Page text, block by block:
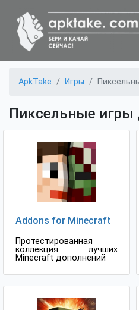
ApkTake Игры
Пиксельные игры
Addons for Minecraft
Протестированная
коллекция лучших
Minecraft дополнений